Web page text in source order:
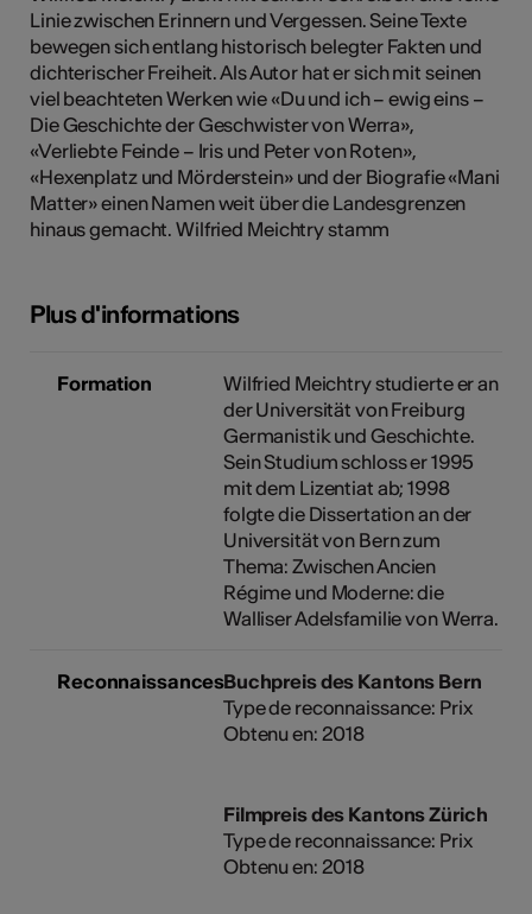
Linie zwischen Erinnern und Vergessen. Seine Texte
bewegen sich entlang historisch belegter Fakten und
dichterischer Freiheit. Als Autor hat er sich mit seinen
viel beachteten Werken wie «Du und ich – ewig eins –
Die Geschichte der Geschwister von Werra»,
«Verliebte Feinde – Iris und Peter von Roten»,
«Hexenplatz und Mörderstein» und der Biografie «Mani
Matter» einen Namen weit über die Landesgrenzen
hinaus gemacht. Wilfried Meichtry stamm
Plus d'informations
Formation
Wilfried Meichtry studierte er an
der Universität von Freiburg
Germanistik und Geschichte.
Sein Studium schloss er 1995
mit dem Lizentiat ab; 1998
folgte die Dissertation an der
Universität von Bern zum
Thema: Zwischen Ancien
Régime und Moderne: die
Walliser Adelsfamilie von Werra.
ReconnaissancesBuchpreis des Kantons Bern
Type de reconnaissance: Prix
Obtenu en: 2018
Filmpreis des Kantons Zürich
Type de reconnaissance: Prix
Obtenu en: 2018